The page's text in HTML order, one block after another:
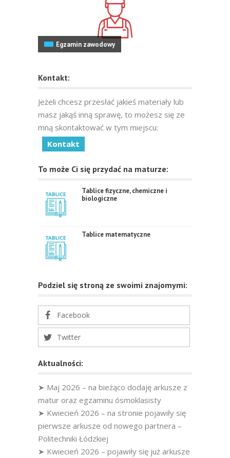
Egzamin zawodowy
Kontakt:
Jeżeli chcesz przesłać jakieś materiały lub
masz jakąś inną sprawę, to możesz się ze
mną skontaktować w tym miejscu:
Kontakt
To może Ci się przydać na maturze:
Tablice fizyczne, chemiczne i
biologiczne
Tablice matematyczne
Podziel się stroną ze swoimi znajomymi:
Facebook
Twitter
Aktualności:
➤ Maj 2026 – na bieżąco dodaję arkusze z
matur oraz egzaminu ósmoklasisty
➤ Kwiecień 2026 – na stronie pojawiły się
pierwsze arkusze od nowego partnera –
Politechniki Łódzkiej
➤ Kwiecień 2026 – pojawiły się już arkusze